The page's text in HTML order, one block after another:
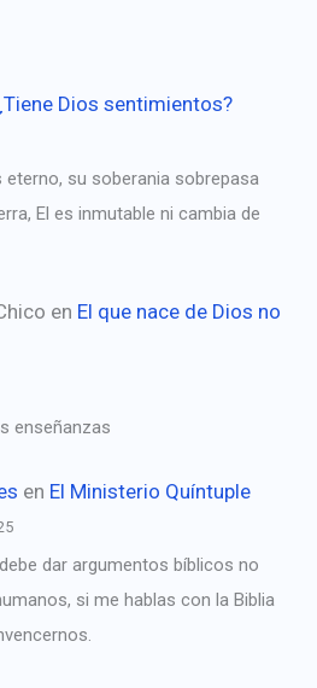
Dios sentimientos?
eterno, su soberania sobrepasa
El es inmutable ni cambia de
en El que nace de Dios no
enseñanzas
en El Ministerio Quíntuple
dar argumentos bíblicos no
si me hablas con la Biblia